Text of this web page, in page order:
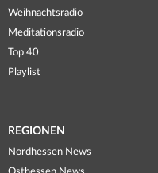
Weihnachtsradio
Meditationsradio
Top 40
Playlist
REGIONEN
Nordhessen News